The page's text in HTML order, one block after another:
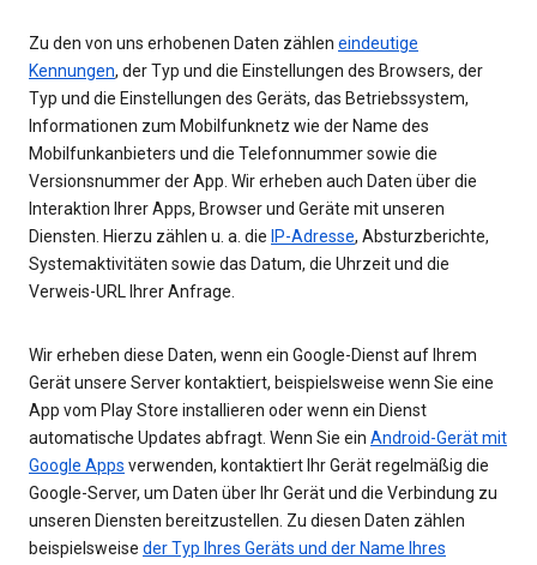
Zu den von uns erhobenen Daten zählen eindeutige
Kennungen, der Typ und die Einstellungen des Browsers, der
Typ und die Einstellungen des Geräts, das Betriebssystem,
Informationen zum Mobilfunknetz wie der Name des
Mobilfunkanbieters und die Telefonnummer sowie die
Versionsnummer der App. Wir erheben auch Daten über die
Interaktion Ihrer Apps, Browser und Geräte mit unseren
Diensten. Hierzu zählen u. a. die IP-Adresse, Absturzberichte,
Systemaktivitäten sowie das Datum, die Uhrzeit und die
Verweis-URL Ihrer Anfrage.
Wir erheben diese Daten, wenn ein Google-Dienst auf Ihrem
Gerät unsere Server kontaktiert, beispielsweise wenn Sie eine
App vom Play Store installieren oder wenn ein Dienst
automatische Updates abfragt. Wenn Sie ein Android-Gerät mit
Google Apps verwenden, kontaktiert Ihr Gerät regelmäßig die
Google-Server, um Daten über Ihr Gerät und die Verbindung zu
unseren Diensten bereitzustellen. Zu diesen Daten zählen
beispielsweise der Typ Ihres Geräts und der Name Ihres